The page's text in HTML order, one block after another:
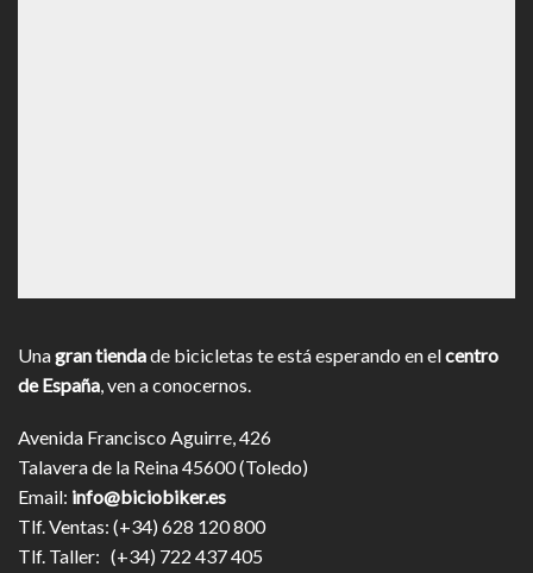
Unagran tiendade bicicletas te está esperando en elcentro
de España, ven a conocernos.
Avenida Francisco Aguirre, 426
Talavera de la Reina 45600 (Toledo)
Email: info@biciobiker.es
Tlf. Ventas: (+34) 628 120 800
Tlf. Taller: (+34) 722 437 405